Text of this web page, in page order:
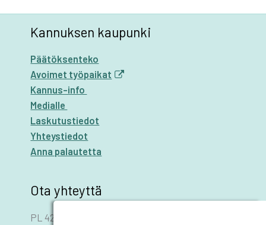
Kannuksen kaupunki
Päätöksenteko
Avoimet työpaikat
Kannus-info
Medialle
Laskutustiedot
Yhteystiedot
Anna palautetta
Ota yhteyttä
PL 42